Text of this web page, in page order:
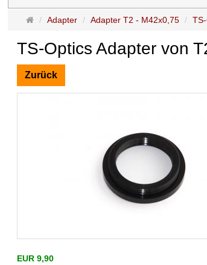
Startseite
Adapter Adapter T2 - M42x0,75
TS-Optics Adapter von
Zurück
EUR 9,90